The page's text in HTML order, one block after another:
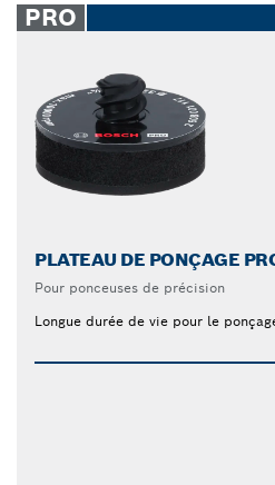
PRO
PLATEAU DE PONÇAGE
Pour ponceuses de précision
Longue durée de vie pour le